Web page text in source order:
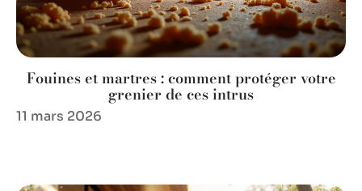
Fouines et martres : comment protéger votre
grenier de ces intrus
11 mars 2026